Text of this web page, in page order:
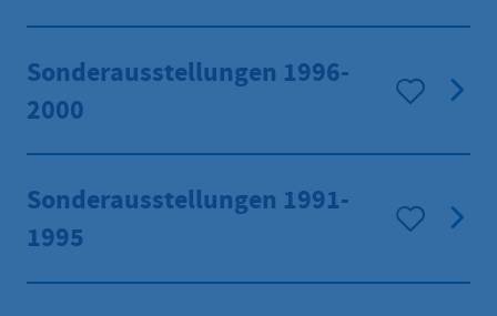
Sonderausstellungen 1996-
2000
Sonderausstellungen 1991-
1995